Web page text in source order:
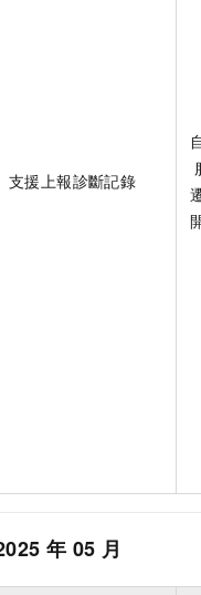
支援上報診斷記錄
年 05 月